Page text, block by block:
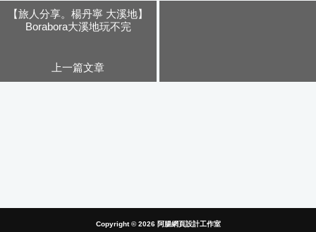
【旅人分享。楊丹寧 大溪地】
Borabora大溪地玩不完
上一篇文章
Copyright © 2026 阿腸網頁設計工作室